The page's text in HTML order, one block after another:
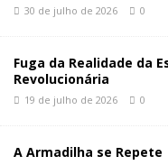
30 de julho de 2026 0
Fuga da Realidade da
Revolucionária
19 de julho de 2026 0
A Armadilha se Repete